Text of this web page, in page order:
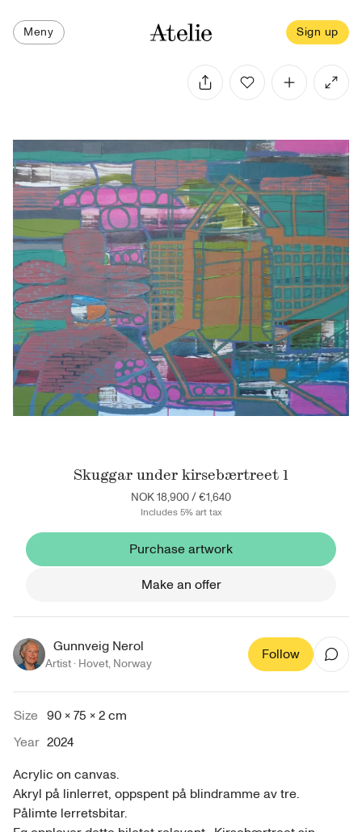
Meny Sign up
Skuggar under kirsebærtreet 1
NOK 18,900/€1,640
Includes 5% art tax
Purchase artwork
Make an offer
Gunnveig Nerol
Artist · Hovet, Norway
Follow
Size 90 × 75 × 2 cm
Year 2024
Acrylic on canvas.
Akryl på linlerret, oppspent på blindramme av tre.
Pålimte lerretsbitar.